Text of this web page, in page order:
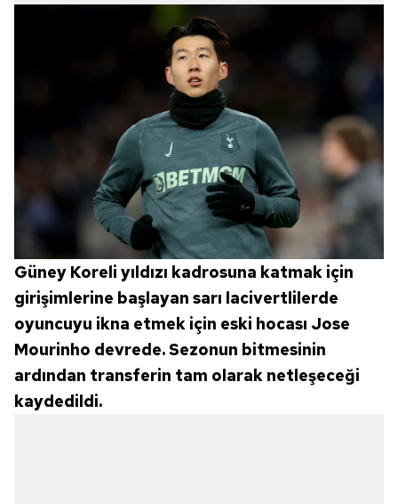
Güney Koreli yıldızı kadrosuna katmak için
girişimlerine başlayan sarı lacivertlilerde
oyuncuyu ikna etmek için eski hocası Jose
Mourinho devrede. Sezonun bitmesinin
ardından transferin tam olarak netleşeceği
kaydedildi.